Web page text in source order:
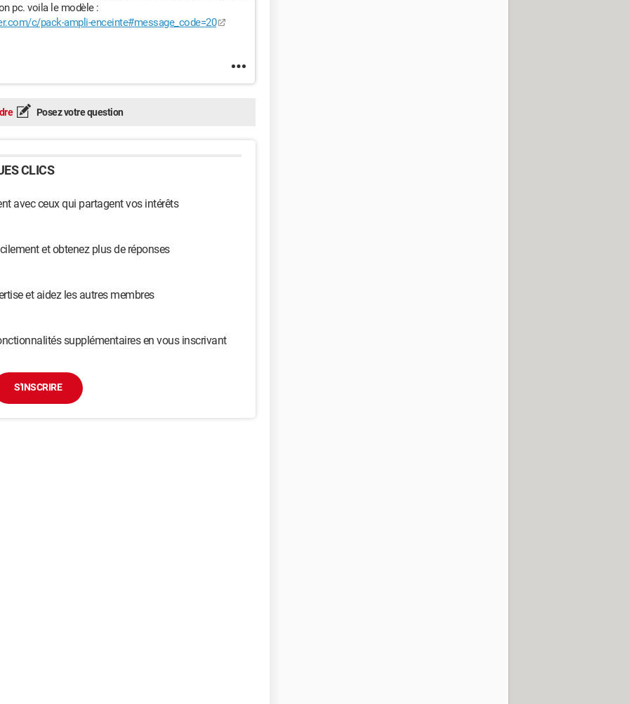
pc. voila le modèle :
c/pack-ampli-enceinte#message_code=20
Posez votre question
CLICS
avec ceux qui partagent vos intérêts
et obtenez plus de réponses
et aidez les autres membres
supplémentaires en vous inscrivant
S'INSCRIRE